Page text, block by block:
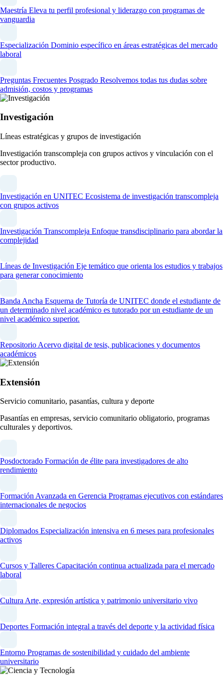
Maestría Eleva tu perfil profesional y liderazgo con programas de
vanguardia
Especialización Dominio específico en áreas estratégicas del mercado
laboral
Preguntas Frecuentes Posgrado Resolvemos todas tus dudas sobre
admisión, costos y programas
Investigación
Líneas estratégicas y grupos de investigación
Investigación transcompleja con grupos activos y vinculación con el
sector productivo.
Investigación en UNITEC Ecosistema de investigación transcompleja
con grupos activos
Investigación Transcompleja Enfoque transdisciplinario para abordar la
complejidad
Líneas de Investigación Eje temático que orienta los estudios y trabajos
para generar conocimiento
Banda Ancha Esquema de Tutoría de UNITEC donde el estudiante de
un determinado nivel académico es tutorado por un estudiante de un
nivel académico superior.
Repositorio Acervo digital de tesis, publicaciones y documentos
académicos
Extensión
Servicio comunitario, pasantías, cultura y deporte
Pasantías en empresas, servicio comunitario obligatorio, programas
culturales y deportivos.
Posdoctorado Formación de élite para investigadores de alto
rendimiento
Formación Avanzada en Gerencia Programas ejecutivos con estándares
internacionales de negocios
Diplomados Especialización intensiva en 6 meses para profesionales
activos
Cursos y Talleres Capacitación continua actualizada para el mercado
laboral
CulturaArte, expresión artística y patrimonio universitario vivo
Deportes Formación integral a través del deporte y la actividad física
Entorno Programas de sostenibilidad y cuidado del ambiente
universitario